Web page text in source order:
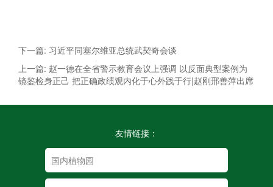
下一篇: 习近平同塞尔维亚总统武契奇会谈
上一篇: 赵一德在全省警示教育会议上强调 以反面典型案例为
镜鉴检身正己 把正确政绩观内化于心外践于行|赵刚邢善萍出席
友情链接：